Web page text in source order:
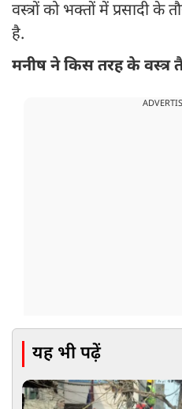
वस्त्रों को भक्तों में प्रसादी के
है.
मनीष ने किस तरह के वस्त्र
यह भी पढ़ें